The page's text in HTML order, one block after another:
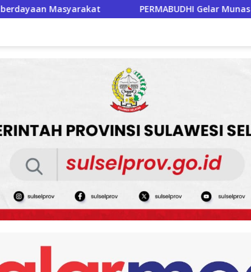
PERMABUDHI Gelar Munas III di Jakarta, Perkuat